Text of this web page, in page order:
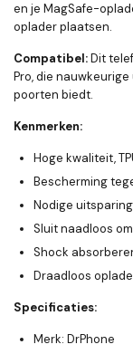
en je MagSafe-
oplader plaatsen.
Compatibel:Dit
Pro, die
poorten biedt.
Kenmerken:
Hoge kwaliteit,
Bescherming
Nodige
Sluit naadloos
Shock
Draadloos
Specificaties:
Merk: DrPhone